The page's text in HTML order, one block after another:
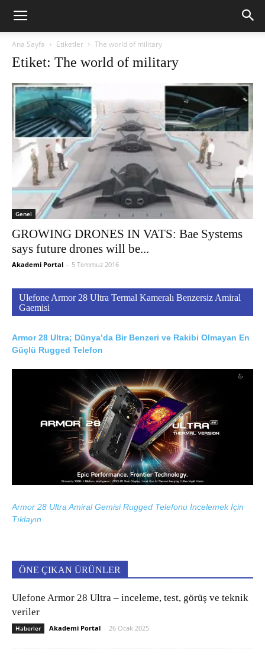
Ana Sayfa Etiketler The world of military
Etiket: The world of military
Genel
GROWING DRONES IN VATS: Bae Systems
says future drones will be...
Akademi Portal - 5 Temmuz 2016
Ulefone Armor 28 Ultra Termal Kameralı Benzersiz Amiral
Gaemisi
Armor 28 Ultra; Dünya’da Bir Benzeri ve Rakibi Olmayan En
Güçlü Rugged Telefon
Armor 28 Ultra Amiral Gemisi Rugged Telefonu İncelemek İçin
Tıklayın
ÖNE ÇIKAN ÜRÜNLER
Ulefone Armor 28 Ultra – inceleme, test, görüş ve teknik
veriler
Haberler Akademi Portal - 26 Ocak 2025